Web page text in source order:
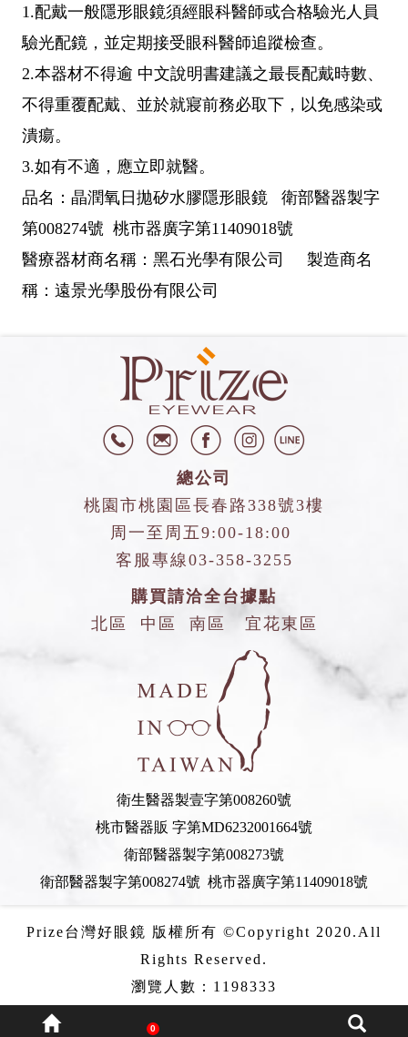
0
1.配戴一般隱形眼鏡須經眼科醫師或合格驗光人員
驗光配鏡，並定期接受眼科醫師追蹤檢查。
2.本器材不得逾 中文說明書建議之最長配戴時數、
不得重覆配戴、並於就寢前務必取下，以免感染或
潰瘍。
3.如有不適，應立即就醫。
品名：晶潤氧日拋矽水膠隱形眼鏡 衛部醫器製字
第008274號 桃市器廣字第11409018號
醫療器材商名稱：黑石光學有限公司 製造商名
稱：遠景光學股份有限公司
總公司
桃園市桃園區長春路338號3樓
周一至周五9:00-18:00
客服專線03-358-3255
購買請洽全台據點
北區
中區 南區 宜花東區
衛生醫器製壹字第008260號
桃市醫器販 字第MD6232001664號
衛部醫器製字第008273號
衛部醫器製字第008274號 桃市器廣字第11409018號
Prize台灣好眼鏡 版權所有 ©Copyright 2020.All
Rights Reserved.
瀏覽人數：1198333